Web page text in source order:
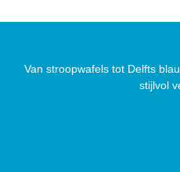
Van stroopwafels tot Delfts
stijlvol